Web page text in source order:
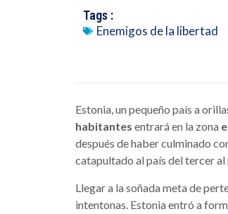
Tags :
Enemigos de la libertad
Estonia, un pequeño país a
habitantes entrará en la zona
después de haber culminado
catapultado al país del tercer
Llegar a la soñada meta de
intentonas. Estonia entró a